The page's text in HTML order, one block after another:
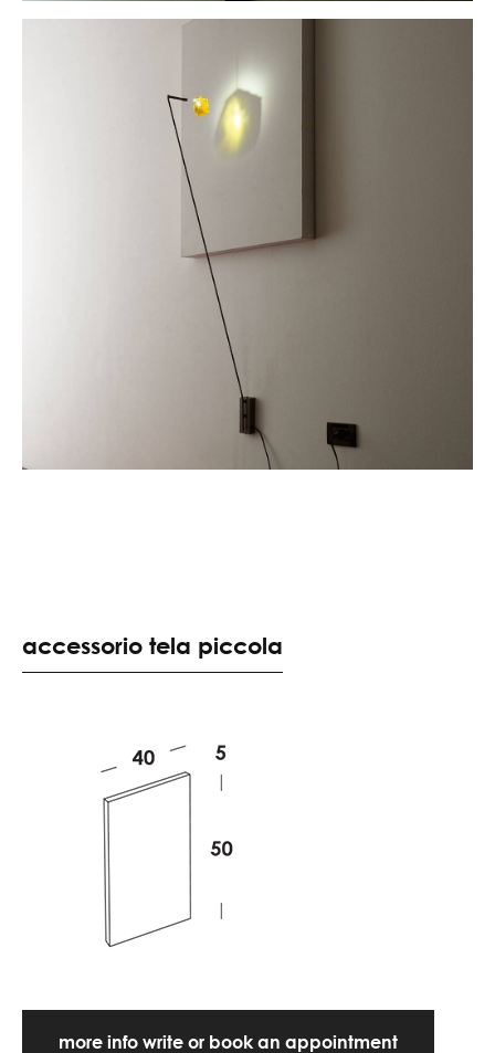
accessorio tela piccola
more info write or book an appointment